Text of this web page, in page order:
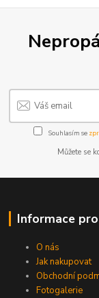
Souhlasím se
Můžete se
Informace
O nás
Jak nakupovat
Obchodní
Fotogalerie